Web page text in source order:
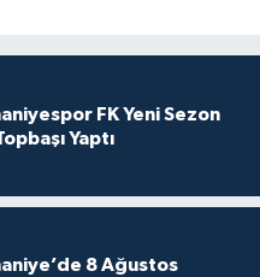
FK Yeni Sezon
Yaptı
8 Ağustos